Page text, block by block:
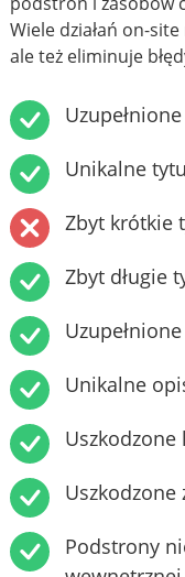
Wiele działań on-
ale też eliminuje
Unikalne
Zbyt krótkie
Zbyt długie
Unikalne
Uszkodzone
Podstrony